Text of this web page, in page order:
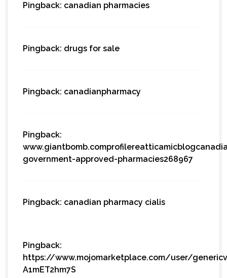
Pingback: canadian pharmacies
Pingback: drugs for sale
Pingback: canadianpharmacy
Pingback:
government-approved-pharmacies268967
Pingback: canadian pharmacy cialis
Pingback:
https://www.mojomarketplace.com/user/
A1mET2hm7S